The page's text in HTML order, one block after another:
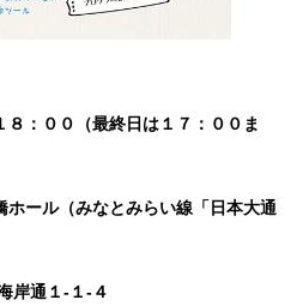
００（最終日は１７：００ま
ル（みなとみらい線「日本大通
１-１-４